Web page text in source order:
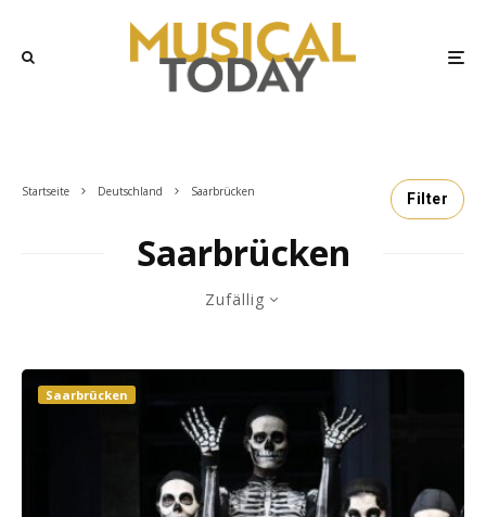
Startseite Deutschland Saarbrücken Filter
Saarbrücken
Zufällig
Saarbrücken